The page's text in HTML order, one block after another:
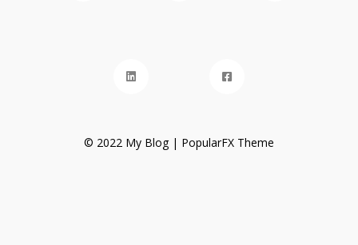
© 2022 My Blog | PopularFX Theme